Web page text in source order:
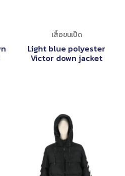
เสื้อขนเป็ด
Light blue polyester
Victor down jacket